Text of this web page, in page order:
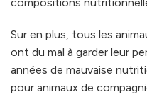
Sur en plus, tous les
ont du mal à garder leur
années de mauvaise
pour animaux de